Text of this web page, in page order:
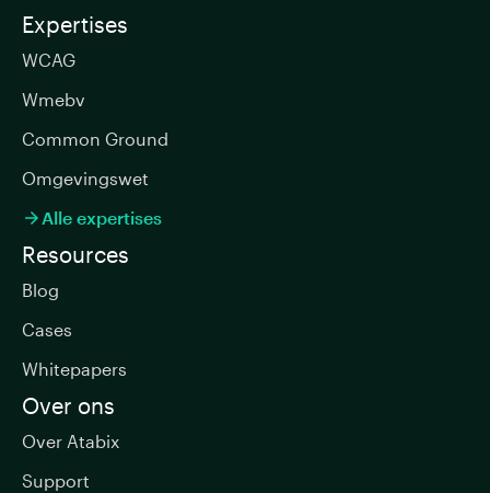
Expertises
WCAG
Wmebv
Common Ground
Omgevingswet
 Alle expertises
Resources
Blog
Cases
Whitepapers
Over ons
Over Atabix
Support